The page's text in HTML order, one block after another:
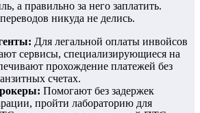
а правильно за него заплатить.
никуда не делись.
Для легальной оплаты инвойсов
сервисы, специализирующиеся на
прохождение платежей без
счетах.
Помогают без задержек
пройти лабораторию для